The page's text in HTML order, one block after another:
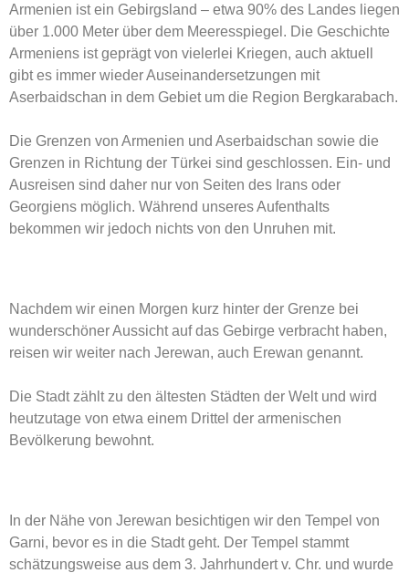
Armenien ist ein Gebirgsland – etwa 90% des Landes liegen
über 1.000 Meter über dem Meeresspiegel. Die Geschichte
Armeniens ist geprägt von vielerlei Kriegen, auch aktuell
gibt es immer wieder Auseinandersetzungen mit
Aserbaidschan in dem Gebiet um die Region Bergkarabach.
Die Grenzen von Armenien und Aserbaidschan sowie die
Grenzen in Richtung der Türkei sind geschlossen. Ein- und
Ausreisen sind daher nur von Seiten des Irans oder
Georgiens möglich. Während unseres Aufenthalts
bekommen wir jedoch nichts von den Unruhen mit.
Nachdem wir einen Morgen kurz hinter der Grenze bei
wunderschöner Aussicht auf das Gebirge verbracht haben,
reisen wir weiter nach Jerewan, auch Erewan genannt.
Die Stadt zählt zu den ältesten Städten der Welt und wird
heutzutage von etwa einem Drittel der armenischen
Bevölkerung bewohnt.
In der Nähe von Jerewan besichtigen wir den Tempel von
Garni, bevor es in die Stadt geht. Der Tempel stammt
schätzungsweise aus dem 3. Jahrhundert v. Chr. und wurde